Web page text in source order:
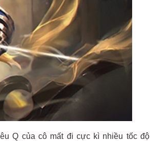
Q của cô mất đi cực kì nhiều tốc độ